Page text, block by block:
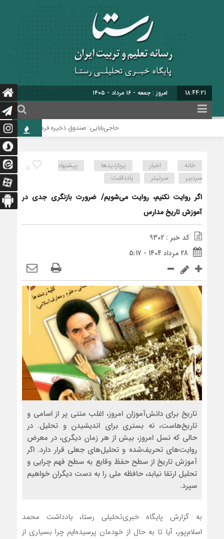
18:44:22 امروز : جمعه - ۱۶ مرداد - ۱۴۰۵
حاجی‌بابایی: صندوق ذخیره فرهنگیان نیازمند
5 خانه اخبار پربازدیدها
پیشنهاد
سردبیر
سرتیتر یادداشت
اگر روایت نکنیم، روایت می‌شویم/ ضرورت بازنگری جدی در
آموزش تاریخ مدارس
کد خبر : 9302
28 مرداد 1404 - 5:17
تاریخ برای دانش‌آموزان امروز، اغلب متنی پر از اسامی و
تاریخ‌هاست، نه بستری برای اندیشیدن و تحلیل. در
حالی که نسل امروز، بیش از هر زمان دیگری، در معرض
روایت‌های تحریف‌شده و تحلیل‌های جعلی قرار دارد. اگر
آموزش تاریخ از سطح حفظ وقایع به سطح فهم چرایی و
تحلیل ارتقا نیابد، حافظه ملی را به دست دیگران خواهیم
سپرد.
به گزارش پایگاه خبری‌تحلیلی رستا، یادداشت محمد
اسلام‌پور، آیا تا به حال از خودمان پرسیده‌ایم چرا بسیاری از